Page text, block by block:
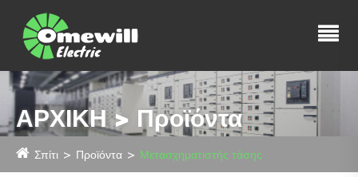
ΑΡΧΙΚΗ > Προϊόντα
Σπίτι Προϊόντα Μετασχηματιστής τάσης